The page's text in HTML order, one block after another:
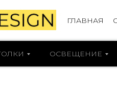
ГЛАВНАЯ
ОСВЕЩЕНИЕ